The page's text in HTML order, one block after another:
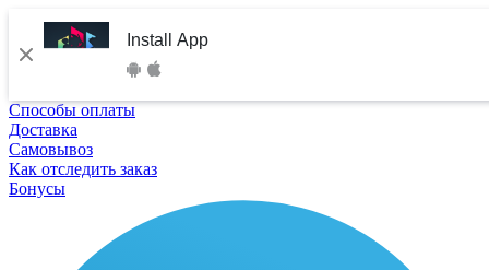
Install App
Способы оплаты
Доставка
Самовывоз
Как отследить заказ
Бонусы